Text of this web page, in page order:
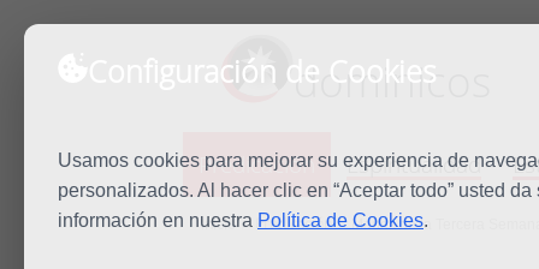
Configuración de Cookies
Usamos cookies para mejorar su experiencia de
personalizados. Al hacer clic en “Aceptar todo” usted
información en nuestra Política de Cookies.
dominicos
Predicación Espiritualidad
Inicio Predicación Martes de la Tercera